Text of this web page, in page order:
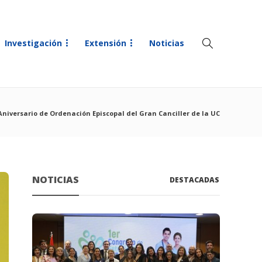
Investigación Extensión Noticias
de Ordenación Episcopal del Gran Canciller de la UC
NOTICIAS DESTACADAS